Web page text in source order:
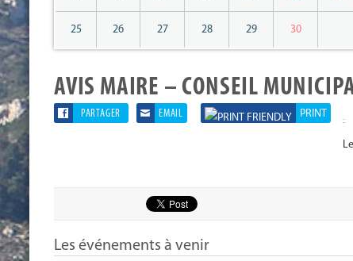
25 26 27 28 29 30
AVIS MAIRE – CONSEIL
PARTAGER EMAIL PRINT -
Les événements à venir